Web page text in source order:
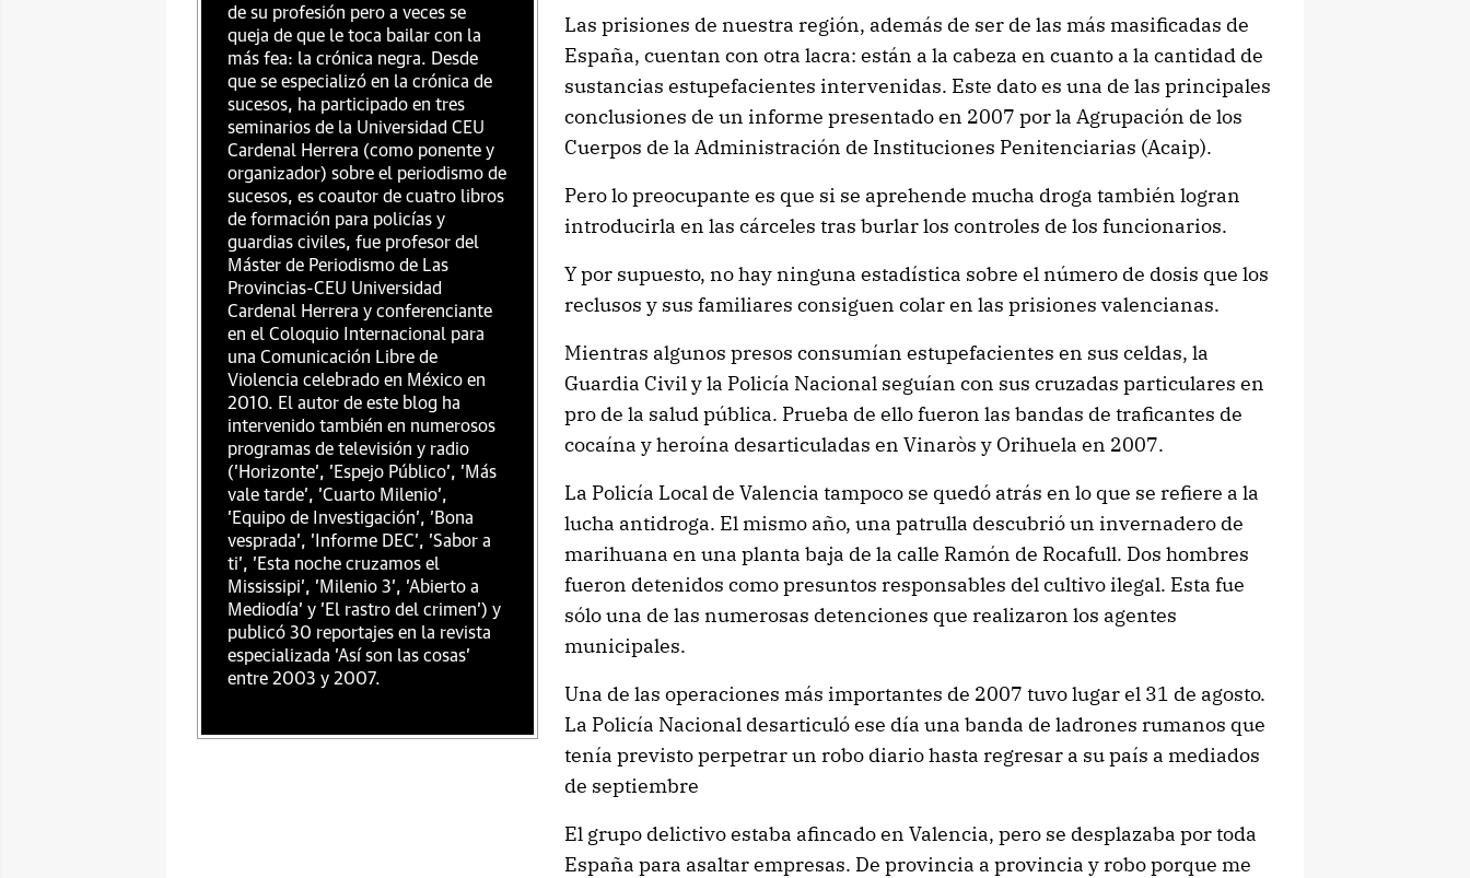
Las prisiones de nuestra región, además de ser de las más masificadas de
España, cuentan con otra lacra: están a la cabeza en cuanto a la cantidad de
sustancias estupefacientes intervenidas. Este dato es una de las principales
conclusiones de un informe presentado en 2007 por la Agrupación de los
Cuerpos de la Administración de Instituciones Penitenciarias (Acaip).
Pero lo preocupante es que si se aprehende mucha droga también logran
introducirla en las cárceles tras burlar los controles de los funcionarios.
Y por supuesto, no hay ninguna estadística sobre el número de dosis que los
reclusos y sus familiares consiguen colar en las prisiones valencianas.
Mientras algunos presos consumían estupefacientes en sus celdas, la
Guardia Civil y la Policía Nacional seguían con sus cruzadas particulares en
pro de la salud pública. Prueba de ello fueron las bandas de traficantes de
cocaína y heroína desarticuladas en Vinaròs y Orihuela en 2007.
La Policía Local de Valencia tampoco se quedó atrás en lo que se refiere a la
lucha antidroga. El mismo año, una patrulla descubrió un invernadero de
marihuana en una planta baja de la calle Ramón de Rocafull. Dos hombres
fueron detenidos como presuntos responsables del cultivo ilegal. Esta fue
sólo una de las numerosas detenciones que realizaron los agentes
municipales.
Una de las operaciones más importantes de 2007 tuvo lugar el 31 de agosto.
La Policía Nacional desarticuló ese día una banda de ladrones rumanos que
tenía previsto perpetrar un robo diario hasta regresar a su país a mediados
de septiembre
El grupo delictivo estaba afincado en Valencia, pero se desplazaba por toda
España para asaltar empresas. De provincia a provincia y robo porque me
de su profesión pero a veces se
queja de que le toca bailar con la
más fea: la crónica negra. Desde
que se especializó en la crónica de
sucesos, ha participado en tres
seminarios de la Universidad CEU
Cardenal Herrera (como ponente y
organizador) sobre el periodismo de
sucesos, es coautor de cuatro libros
de formación para policías y
guardias civiles, fue profesor del
Máster de Periodismo de Las
Provincias-CEU Universidad
Cardenal Herrera y conferenciante
en el Coloquio Internacional para
una Comunicación Libre de
Violencia celebrado en México en
2010. El autor de este blog ha
intervenido también en numerosos
programas de televisión y radio
('Horizonte', 'Espejo Público', 'Más
vale tarde', 'Cuarto Milenio',
'Equipo de Investigación', 'Bona
vesprada', 'Informe DEC', 'Sabor a
ti', 'Esta noche cruzamos el
Mississipi', 'Milenio 3', 'Abierto a
Mediodía' y 'El rastro del crimen') y
publicó 30 reportajes en la revista
especializada 'Así son las cosas'
entre 2003 y 2007.